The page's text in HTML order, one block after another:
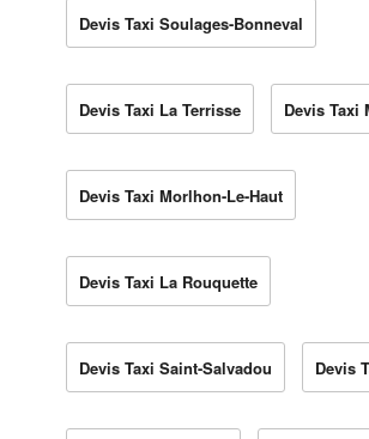
Devis Taxi Soulages-Bonneval
Devis Taxi La Terrisse Devis Taxi
Devis Taxi Morlhon-Le-Haut
Devis Taxi La Rouquette
Devis Taxi Saint-Salvadou Devis